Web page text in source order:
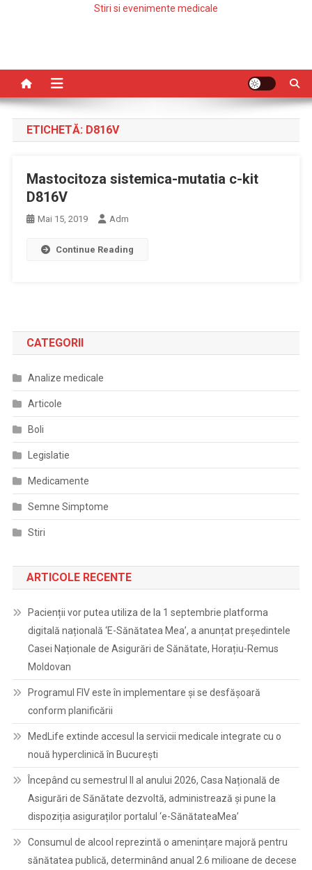
Stiri si evenimente medicale
ETICHETĂ: D816V
Mastocitoza sistemica-mutatia c-kit
D816V
Mai 15, 2019 Adm
Continue Reading
CATEGORII
Analize medicale
Articole
Boli
Legislatie
Medicamente
Semne Simptome
Stiri
ARTICOLE RECENTE
Pacienții vor putea utiliza de la 1 septembrie platforma
digitală națională ‘E-Sănătatea Mea’, a anunțat președintele
Casei Naționale de Asigurări de Sănătate, Horațiu-Remus
Moldovan
Programul FIV este în implementare și se desfășoară
conform planificării
MedLife extinde accesul la servicii medicale integrate cu o
nouă hyperclinică în București
Începând cu semestrul II al anului 2026, Casa Națională de
Asigurări de Sănătate dezvoltă, administrează și pune la
dispoziția asiguraților portalul ‘e-SănătateaMea’
Consumul de alcool reprezintă o amenințare majoră pentru
sănătatea publică, determinând anual 2.6 milioane de decese